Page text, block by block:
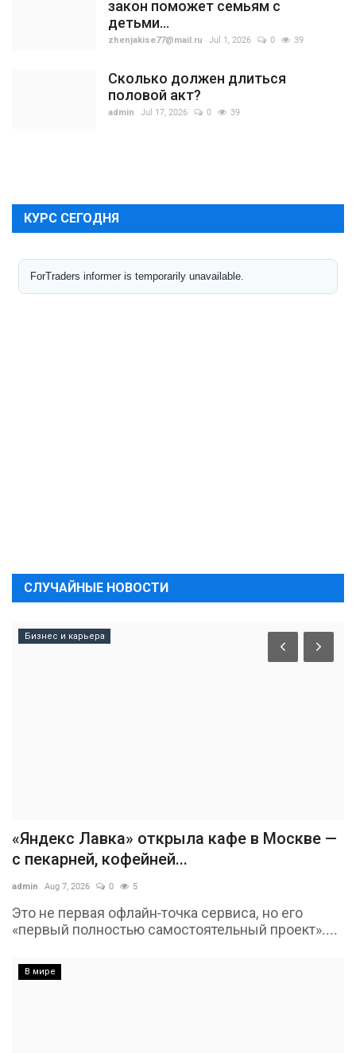
закон поможет семьям с
детьми...
zhenjakise77@mail.ru Jul 1, 2026 0 39
Сколько должен длиться
половой акт?
admin Jul 17, 2026 0 39
КУРС СЕГОДНЯ
СЛУЧАЙНЫЕ НОВОСТИ
Бизнес и карьера
«Яндекс Лавка» открыла кафе в Москве —
с пекарней, кофейней...
admin Aug 7, 2026 0 5
Это не первая офлайн-точка сервиса, но его
«первый полностью самостоятельный проект»....
В мире